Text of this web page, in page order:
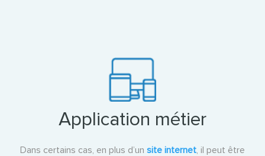
Application métier
Dans certains cas, en plus d’un site internet, il peut être